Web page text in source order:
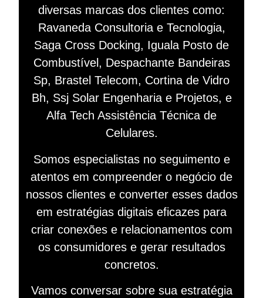
diversas marcas dos clientes como:
Ravaneda Consultoria e Tecnologia,
Saga Cross Docking, Iguala Posto de
Combustível, Despachante Bandeiras
Sp, Brastel Telecom, Cortina de Vidro
Bh, Ssj Solar Engenharia e Projetos, e
Alfa Tech Assistência Técnica de
Celulares.
Somos especialistas no seguimento e
atentos em compreender o negócio de
nossos clientes e converter esses dados
em estratégias digitais eficazes para
criar conexões e relacionamentos com
os consumidores e gerar resultados
concretos.
Vamos conversar sobre sua estratégia